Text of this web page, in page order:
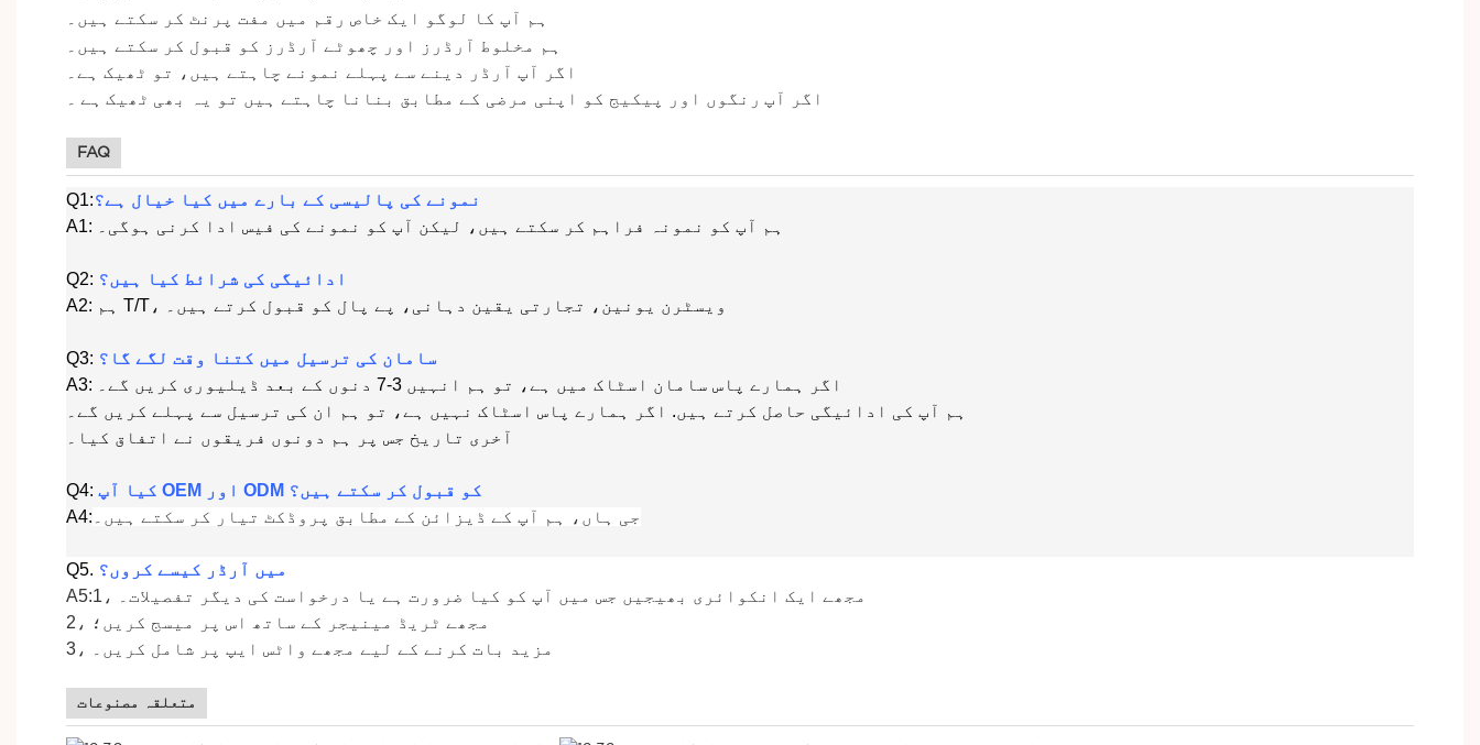
ہم آپ کا لوگو ایک خاص رقم میں مفت پرنٹ کر سکتے ہیں۔
ہم مخلوط آرڈرز اور چھوٹے آرڈرز کو قبول کر سکتے ہیں۔
اگر آپ آرڈر دینے سے پہلے نمونے چاہتے ہیں، تو ٹھیک ہے۔
اگر آپ رنگوں اور پیکیج کو اپنی مرضی کے مطابق بنانا چاہتے ہیں تو یہ بھی ٹھیک ہے
FAQ
Q1:نمونے کی پالیسی کے بارے میں کیا خیال ہے؟
A1: ہم آپ کو نمونہ فراہم کر سکتے ہیں، لیکن آپ کو نمونے کی فیس ادا کرنی ہوگی۔
Q2: ادائیگی کی شرائط کیا ہیں؟
A2: ہم T/T، ویسٹرن یونین، تجارتی یقین دہانی، پے پال کو قبول کرتے ہیں۔
Q3: سامان کی ترسیل میں کتنا وقت لگے گا؟
A3: اگر ہمارے پاس سامان اسٹاک میں ہے، تو ہم انہیں 3-7 دنوں کے بعد ڈیلیوری کریں گے۔
ہم آپ کی ادائیگی حاصل کرتے ہیں. اگر ہمارے پاس اسٹاک نہیں ہے، تو ہم ان کی ترسیل سے پہلے کریں گے۔
آخری تاریخ جس پر ہم دونوں فریقوں نے اتفاق کیا۔
Q4:
کیا آپ OEM اور ODM کو قبول کر سکتے ہیں؟
A4: جی ہاں، ہم آپ کے ڈیزائن کے مطابق پروڈکٹ تیار کر سکتے ہیں۔
Q5. میں آرڈر کیسے کروں؟
A5:1، مجھے ایک انکوائری بھیجیں جس میں آپ کو کیا ضرورت ہے یا درخواست کی دیگر تفصیلات۔
2، مجھے ٹریڈ مینیجر کے ساتھ اس پر میسج کریں؛
3، مزید بات کرنے کے لیے مجھے واٹس ایپ پر شامل کریں۔
متعلقہ مصنوعات